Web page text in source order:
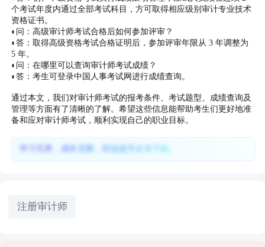
个考试年度内通过全部考试科目，方可取得相应级别审计专业技术
资格证书。
◐问：高级审计师考试合格后如何参加评审？
◐答：取得高级资格考试合格证明后，参加评审年限从 3 年调整为
5 年。
◐问：在哪里可以查询审计师考试成绩？
◐答：考生可登录中国人事考试网进行成绩查询。
通过本文，我们对审计师考试的报考条件、考试题型、成绩查询及
管理等方面有了清晰的了解。希望这些信息能帮助考生们更好地准
备和应对审计师考试，顺利实现自己的职业目标。
学习无界、成长无限，职业提升从当下始。
注册审计师